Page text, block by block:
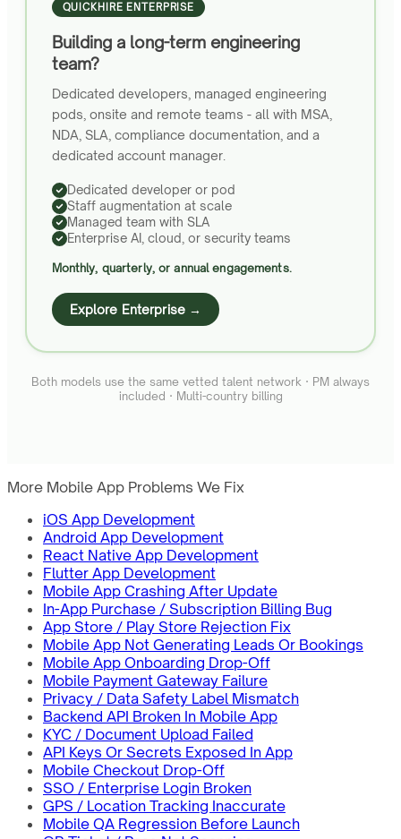
QUICKHIRE ENTERPRISE
Building a long-term engineering
team?
Dedicated developers, managed engineering
pods, onsite and remote teams - all with MSA,
NDA, SLA, compliance documentation, and a
dedicated account manager.
Dedicated developer or pod
Staff augmentation at scale
Managed team with SLA
Enterprise AI, cloud, or security teams
Monthly, quarterly, or annual engagements.
Explore Enterprise →
Both models use the same vetted talent network · PM always
included · Multi-country billing
More Mobile App Problems We Fix
iOS App Development
Android App Development
React Native App Development
Flutter App Development
Mobile App Crashing After Update
In-App Purchase / Subscription Billing Bug
App Store / Play Store Rejection Fix
Mobile App Not Generating Leads Or Bookings
Mobile App Onboarding Drop-Off
Mobile Payment Gateway Failure
Privacy / Data Safety Label Mismatch
Backend API Broken In Mobile App
KYC / Document Upload Failed
API Keys Or Secrets Exposed In App
Mobile Checkout Drop-Off
SSO / Enterprise Login Broken
GPS / Location Tracking Inaccurate
Mobile QA Regression Before Launch